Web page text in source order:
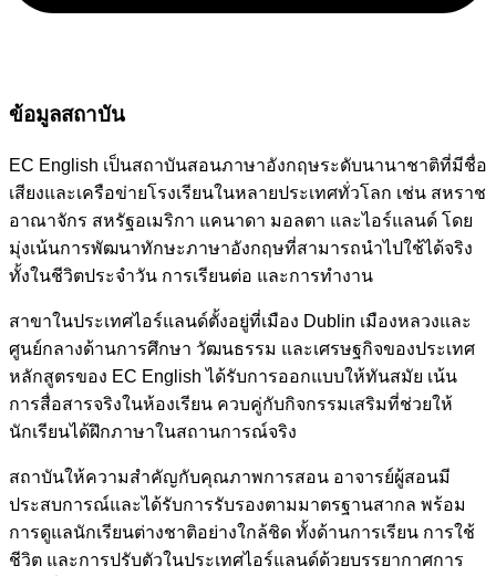
ข้อมูลสถาบัน
EC English เป็นสถาบันสอนภาษาอังกฤษระดับนานาชาติที่มีชื่อ
เสียงและเครือข่ายโรงเรียนในหลายประเทศทั่วโลก เช่น สหราช
อาณาจักร สหรัฐอเมริกา แคนาดา มอลตา และไอร์แลนด์ โดย
มุ่งเน้นการพัฒนาทักษะภาษาอังกฤษที่สามารถนำไปใช้ได้จริง
ทั้งในชีวิตประจำวัน การเรียนต่อ และการทำงาน
สาขาในประเทศไอร์แลนด์ตั้งอยู่ที่เมือง Dublin เมืองหลวงและ
ศูนย์กลางด้านการศึกษา วัฒนธรรม และเศรษฐกิจของประเทศ
หลักสูตรของ EC English ได้รับการออกแบบให้ทันสมัย เน้น
การสื่อสารจริงในห้องเรียน ควบคู่กับกิจกรรมเสริมที่ช่วยให้
นักเรียนได้ฝึกภาษาในสถานการณ์จริง
สถาบันให้ความสำคัญกับคุณภาพการสอน อาจารย์ผู้สอนมี
ประสบการณ์และได้รับการรับรองตามมาตรฐานสากล พร้อม
การดูแลนักเรียนต่างชาติอย่างใกล้ชิด ทั้งด้านการเรียน การใช้
ชีวิต และการปรับตัวในประเทศไอร์แลนด์ด้วยบรรยากาศการ